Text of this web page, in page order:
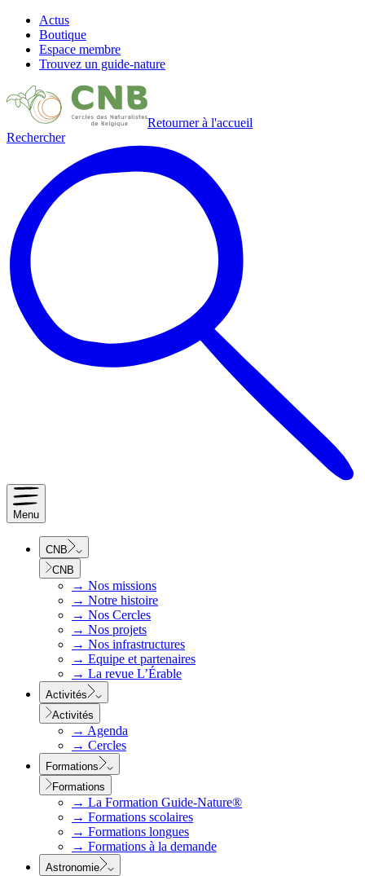
Actus
Boutique
Espace membre
Trouvez un guide-nature
Retourner à l'accueil
Rechercher
Menu
CNB
CNB
→ Nos missions
→ Notre histoire
→ Nos Cercles
→ Nos projets
→ Nos infrastructures
→ Equipe et partenaires
→ La revue L’Érable
Activités
Activités
→ Agenda
→ Cercles
Formations
Formations
→ La Formation Guide-Nature®
→ Formations scolaires
→ Formations longues
→ Formations à la demande
Astronomie